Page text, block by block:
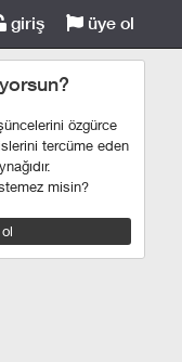
giriş üye ol
özgürce
tercüme eden
misin?